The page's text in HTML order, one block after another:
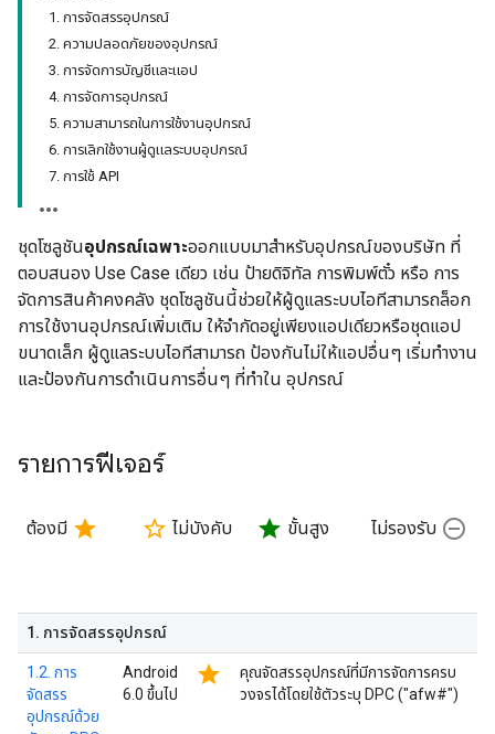
1. การจัดสรรอุปกรณ์
2. ความปลอดภัยของอุปกรณ์
3. การจัดการบัญชีและแอป
4. การจัดการอุปกรณ์
5. ความสามารถในการใช้งานอุปกรณ์
6. การเลิกใช้งานผู้ดูแลระบบอุปกรณ์
7. การใช้ API
ชุดโซลูชันอุปกรณ์เฉพาะออกแบบมาสำหรับอุปกรณ์ของบริษัท ที่
ตอบสนอง Use Case เดียว เช่น ป้ายดิจิทัล การพิมพ์ตั๋ว หรือ การ
จัดการสินค้าคงคลัง ชุดโซลูชันนี้ช่วยให้ผู้ดูแลระบบไอทีสามารถล็อก
การใช้งานอุปกรณ์เพิ่มเติม ให้จำกัดอยู่เพียงแอปเดียวหรือชุดแอป
ขนาดเล็ก ผู้ดูแลระบบไอทีสามารถ ป้องกันไม่ให้แอปอื่นๆ เริ่มทำงาน
และป้องกันการดำเนินการอื่นๆ ที่ทำใน อุปกรณ์
รายการฟีเจอร์
ต้องมี star star_border ไม่บังคับ star ขั้นสูง ไม่รองรับ remove_circle_outline
1 . การจัดสรรอุปกรณ์
1.2. การ
จัดสรร
อุปกรณ์ด้วย
Android
6.0 ขึ้นไป
star
คุณจัดสรรอุปกรณ์ที่มีการจัดการครบ
วงจรได้โดยใช้ตัวระบุ DPC ("afw#")